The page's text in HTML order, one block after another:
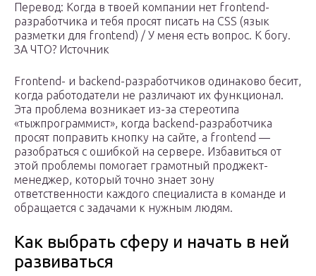
Перевод: Когда в твоей компании нет frontend-
разработчика и тебя просят писать на CSS (язык
разметки для frontend) / У меня есть вопрос. К богу.
ЗА ЧТО? Источник
Frontend- и backend-разработчиков одинаково бесит,
когда работодатели не различают их функционал.
Эта проблема возникает из-за стереотипа
«тыжпрограммист», когда backend-разработчика
просят поправить кнопку на сайте, а frontend —
разобраться с ошибкой на сервере. Избавиться от
этой проблемы помогает грамотный проджект-
менеджер, который точно знает зону
ответственности каждого специалиста в команде и
обращается с задачами к нужным людям.
Как выбрать сферу и начать в ней
развиваться